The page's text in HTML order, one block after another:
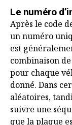
Le numéro
Après le code
un numéro
est
combinaison
pour chaque
donné. Dans
aléatoires,
suivre une
que la plaque